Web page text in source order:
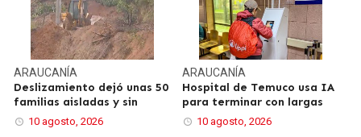
ARAUCANÍA
Deslizamiento dejó unas 50
familias aisladas y sin
10 agosto, 2026
ARAUCANÍA
Hospital de Temuco usa IA
para terminar con largas
10 agosto, 2026